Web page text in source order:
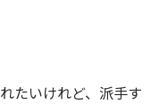
たいけれど、派手す